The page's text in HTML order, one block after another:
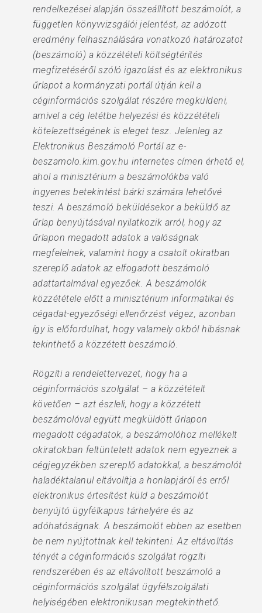
rendelkezései alapján összeállított beszámolót, a
független könyvvizsgálói jelentést, az adózott
eredmény felhasználására vonatkozó határozatot
(beszámoló) a közzétételi költségtérítés
megfizetéséről szóló igazolást és az elektronikus
űrlapot a kormányzati portál útján kell a
céginformációs szolgálat részére megküldeni,
amivel a cég letétbe helyezési és közzétételi
kötelezettségének is eleget tesz. Jelenleg az
Elektronikus Beszámoló Portál az e-
beszamolo.kim.gov.hu internetes címen érhető el,
ahol a minisztérium a beszámolókba való
ingyenes betekintést bárki számára lehetővé
teszi. A beszámoló beküldésekor a beküldő az
űrlap benyújtásával nyilatkozik arról, hogy az
űrlapon megadott adatok a valóságnak
megfelelnek, valamint hogy a csatolt okiratban
szereplő adatok az elfogadott beszámoló
adattartalmával egyezőek. A beszámolók
közzététele előtt a minisztérium informatikai és
cégadat-egyezőségi ellenőrzést végez, azonban
így is előfordulhat, hogy valamely okból hibásnak
tekinthető a közzétett beszámoló.
Rögzíti a rendelettervezet, hogy ha a
céginformációs szolgálat – a közzétételt
követően – azt észleli, hogy a közzétett
beszámolóval együtt megküldött űrlapon
megadott cégadatok, a beszámolóhoz mellékelt
okiratokban feltüntetett adatok nem egyeznek a
cégjegyzékben szereplő adatokkal, a beszámolót
haladéktalanul eltávolítja a honlapjáról és erről
elektronikus értesítést küld a beszámolót
benyújtó ügyfélkapus tárhelyére és az
adóhatóságnak. A beszámolót ebben az esetben
be nem nyújtottnak kell tekinteni. Az eltávolítás
tényét a céginformációs szolgálat rögzíti
rendszerében és az eltávolított beszámoló a
céginformációs szolgálat ügyfélszolgálati
helyiségében elektronikusan megtekinthető.